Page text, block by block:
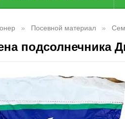
Посевной материал
подсолнечника